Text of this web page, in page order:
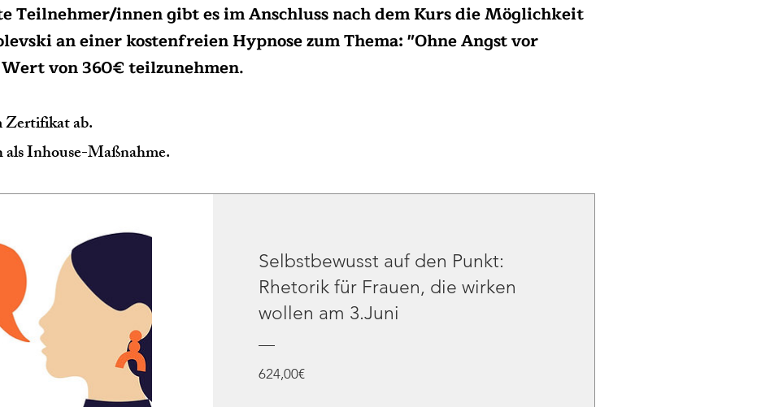
Teilnehmer/innen gibt es im Anschluss nach dem Kurs die Möglichkeit
an einer kostenfreien Hypnose zum Thema: "Ohne Angst vor
von 360€ teilzunehmen.
Zertifikat ab.
als Inhouse-Maßnahme.
Selbstbewusst auf den Punkt:
Rhetorik für Frauen, die wirken
wollen am 3.Juni
624,00€Preis